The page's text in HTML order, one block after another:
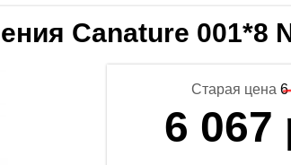
Canature 001*8
Старая цена 6
6 067